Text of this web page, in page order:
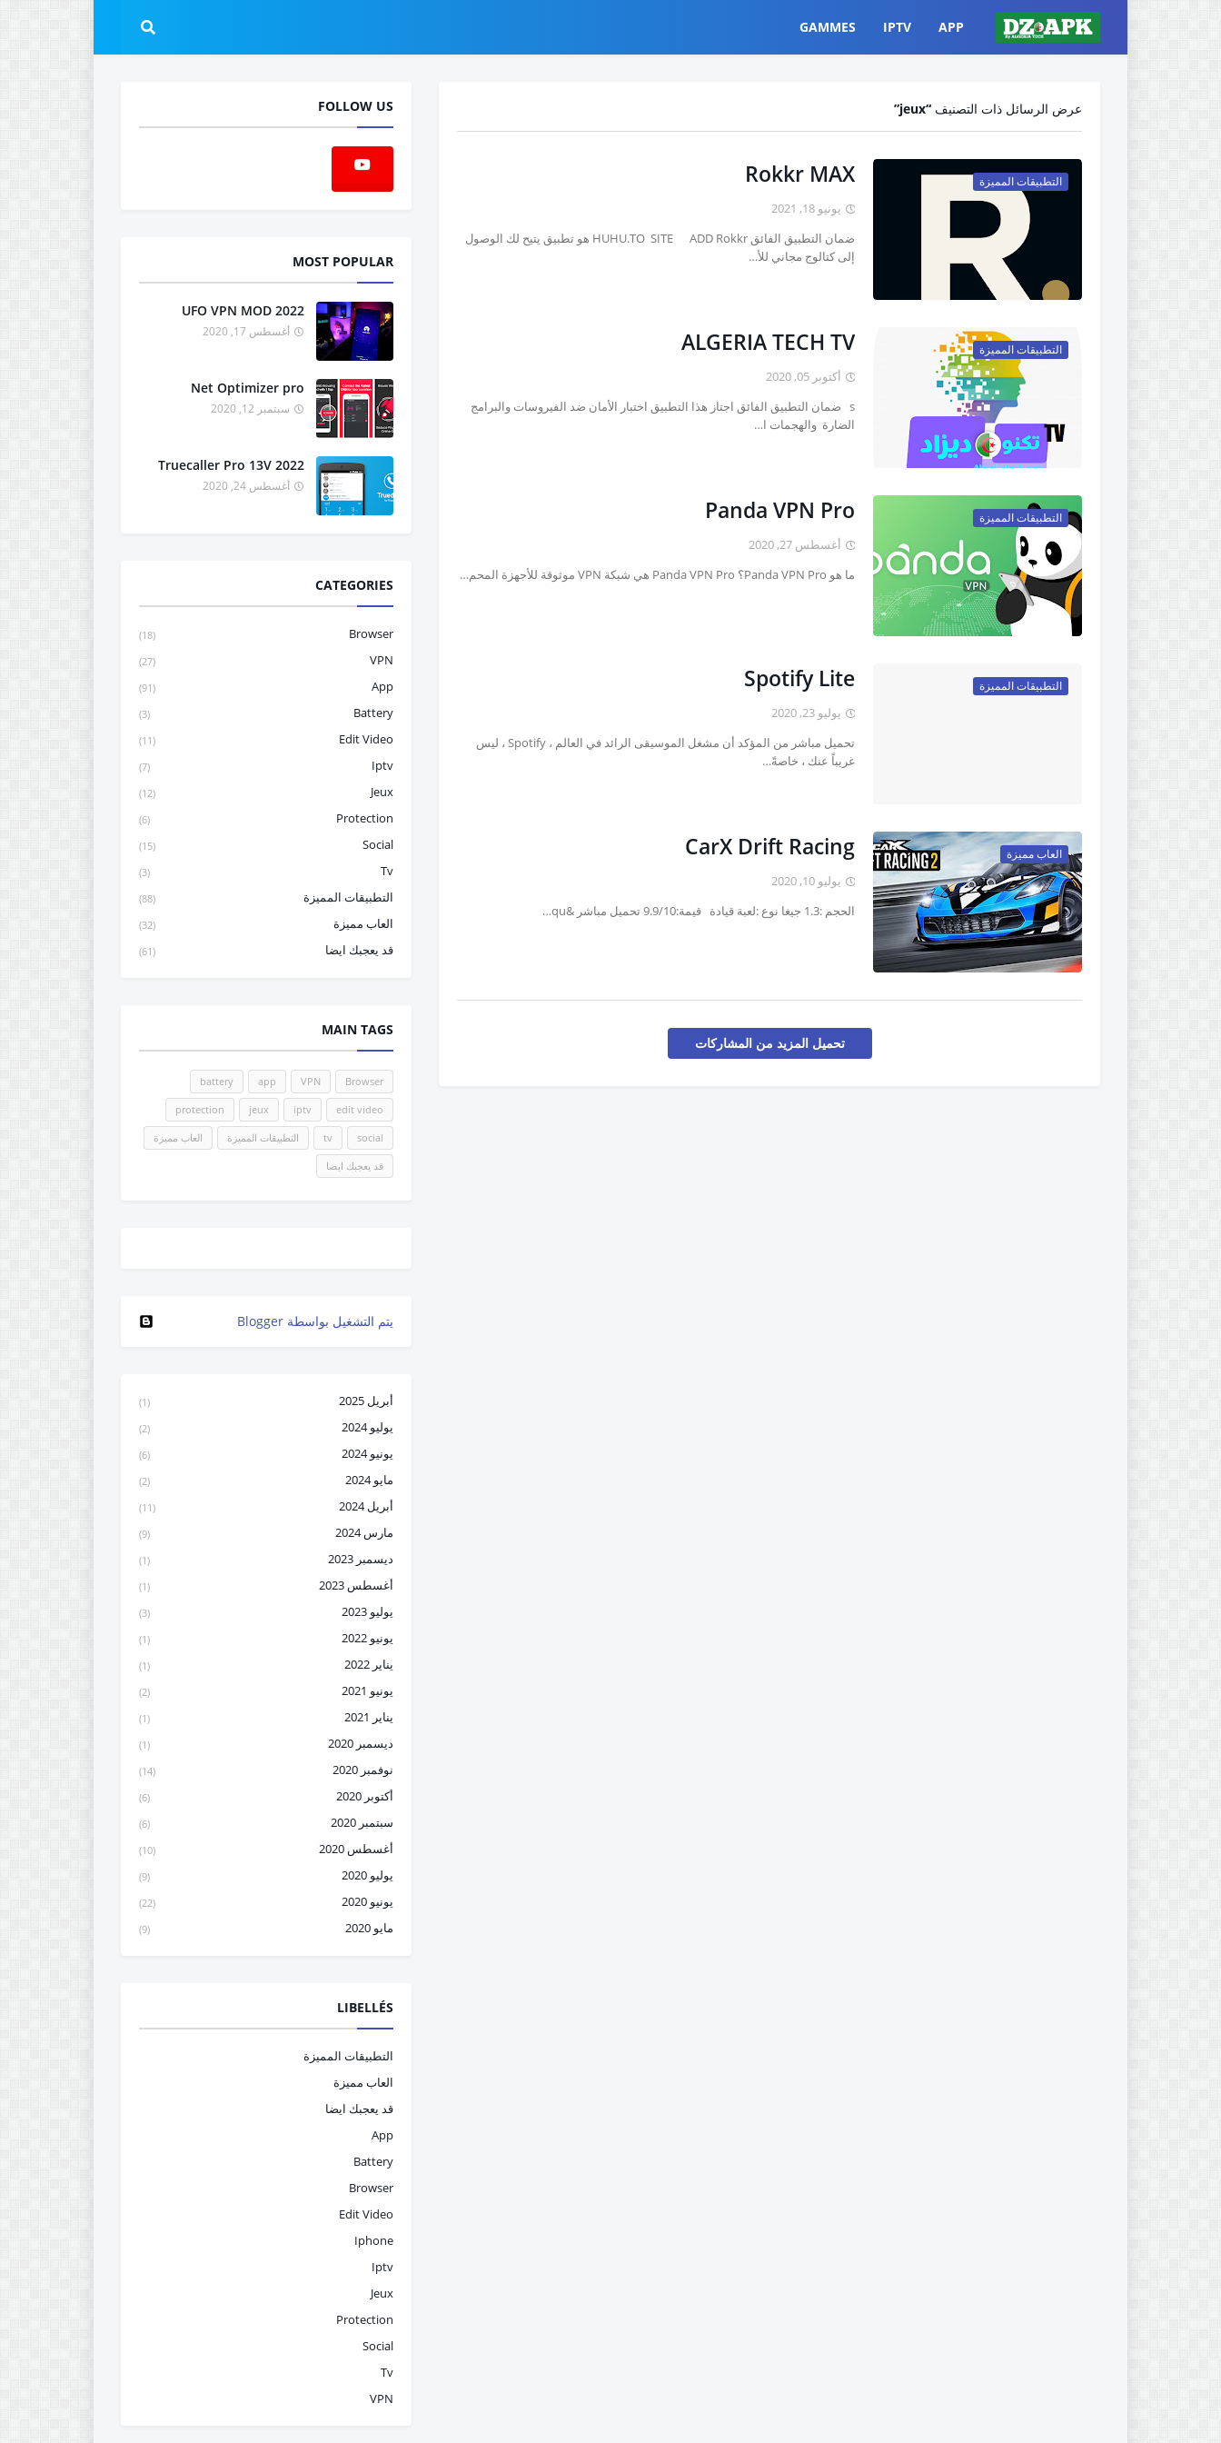
APP
IPTV
GAMMES
عرض الرسائل ذات التصنيف jeux
التطبيقات المميزة Rokkr MAX
يونيو 18, 2021
ضمان التطبيق الفائق HUHU.TO SITE ADD Rokkr هو تطبيق يتيح لك الوصول
إلى كتالوج مجاني للأ…
التطبيقات المميزة ALGERIA TECH TV
أكتوبر 05, 2020
s ضمان التطبيق الفائق اجتاز هذا التطبيق اختبار الأمان ضد الفيروسات والبرامج
الضارة والهجمات ا…
التطبيقات المميزة Panda VPN Pro
أغسطس 27, 2020
ما هو Panda VPN Pro؟ Panda VPN Pro هي شبكة VPN موثوقة للأجهزة المحم…
التطبيقات المميزة Spotify Lite
يوليو 23, 2020
تحميل مباشر من المؤكد أن مشغل الموسيقى الرائد في العالم ، Spotify ، ليس
غريباً عنك ، خاصةً…
العاب مميزة CarX Drift Racing
يوليو 10, 2020
الحجم :1.3 جيغا نوع :لعبة قيادة قيمة:9.9/10 تحميل مباشر &qu…
تحميل المزيد من المشاركات
FOLLOW US
MOST POPULAR
UFO VPN MOD 2022
أغسطس 17, 2020
Net Optimizer pro
سبتمبر 12, 2020
Truecaller Pro 13V 2022
أغسطس 24, 2020
CATEGORIES
Browser
(18)
VPN
(27)
App
(91)
Battery
(3)
Edit Video
(11)
Iptv
(7)
Jeux
(12)
Protection
(6)
Social
(15)
Tv
(3)
التطبيقات المميزة (88)
العاب مميزة (32)
قد يعجبك ايضا (61)
MAIN TAGS
Browser
VPN
app
battery
edit video
iptv
jeux
protection
social
tv التطبيقات المميزة العاب مميزة
قد يعجبك ايضا
‏يتم التشغيل بواسطة Blogger
أبريل 2025 (1)
يوليو 2024 (2)
يونيو 2024 (6)
مايو 2024 (2)
أبريل 2024 (11)
مارس 2024 (9)
ديسمبر 2023 (1)
أغسطس 2023 (1)
يوليو 2023 (3)
يونيو 2022 (1)
يناير 2022 (1)
يونيو 2021 (2)
يناير 2021 (1)
ديسمبر 2020 (1)
نوفمبر 2020 (14)
أكتوبر 2020 (6)
سبتمبر 2020 (6)
أغسطس 2020 (10)
يوليو 2020 (9)
يونيو 2020 (22)
مايو 2020 (9)
LIBELLÉS
التطبيقات المميزة
العاب مميزة
قد يعجبك ايضا
App
Battery
Browser
Edit Video
Iphone
Iptv
Jeux
Protection
Social
Tv
VPN